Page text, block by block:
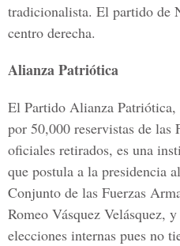
tradicionalista. El partido de
centro derecha.
Alianza Patriótica
El Partido Alianza Patriótica,
por 50,000 reservistas de las
oficiales retirados, es una
que postula a la presidencia
Conjunto de las Fuerzas
Romeo Vásquez Velásquez,
elecciones internas pues no